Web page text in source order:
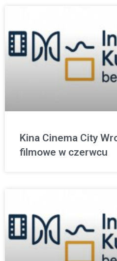
Kina Cinema City
filmowe w czerwcu